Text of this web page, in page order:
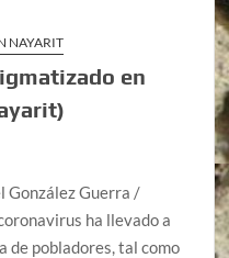
NAYARIT
en
González Guerra /
ha llevado a
de pobladores, tal como